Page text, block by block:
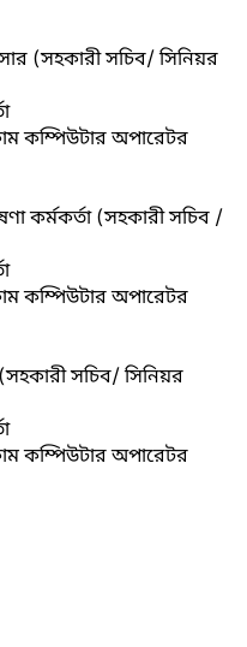
(সহকারী সচিব/ সিনিয়র
কম্পিউটার অপারেটর
কর্মকর্তা (সহকারী সচিব /
কম্পিউটার অপারেটর
সচিব/ সিনিয়র
কম্পিউটার অপারেটর